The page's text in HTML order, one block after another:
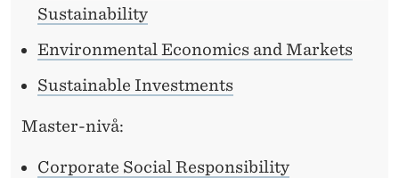
Sustainability
Environmental Economics and Markets
Sustainable Investments
Master-nivå:
Corporate Social Responsibility